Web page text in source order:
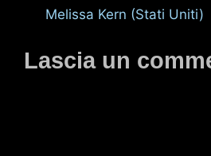
Melissa Kern (Stati Uniti)
Lascia un